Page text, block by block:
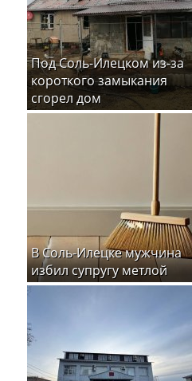
Под Соль-Илецком из-за
короткого замыкания
сгорел дом
В Соль-Илецке мужчина
избил супругу метлой